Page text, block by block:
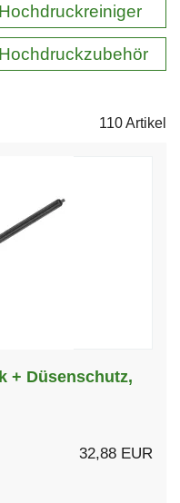
Hochdruckreiniger
Hochdruckzubehör
110 Artikel
+ Düsenschutz,
32,88 EUR